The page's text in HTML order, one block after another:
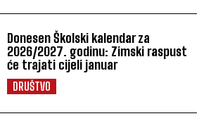
Donesen Školski kalendar za
2026/2027. godinu: Zimski raspust
će trajati cijeli januar
DRUŠTVO